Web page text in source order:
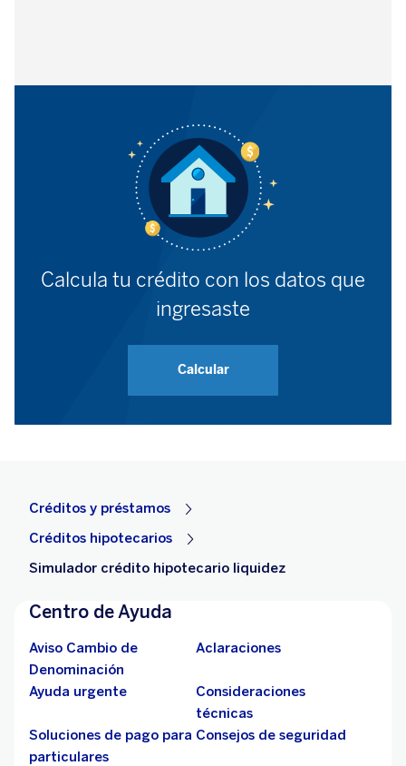
Créditos y préstamos
Créditos hipotecarios
Simulador crédito hipotecario liquidez
Centro de Ayuda
Aviso Cambio de
Denominación
Aclaraciones
Ayuda urgente
Consideraciones
técnicas
Soluciones de pago para
particulares
Consejos de seguridad